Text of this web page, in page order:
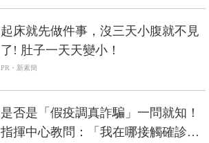
起床就先做件事，沒三天小腹就不見
了! 肚子一天天變小！
PR・新素簡
是否是「假疫調真詐騙」一問就知！
指揮中心教問：「我在哪接觸確診